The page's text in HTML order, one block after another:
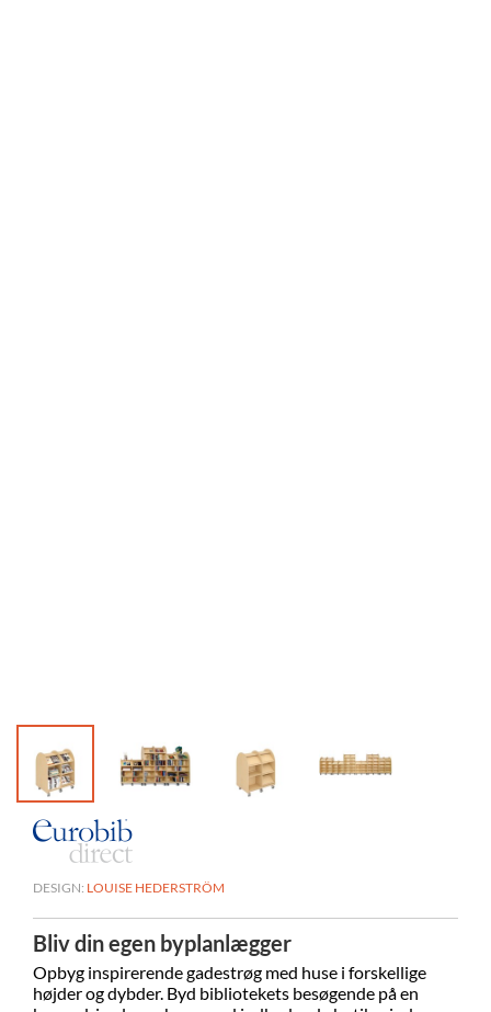
DESIGN: LOUISE HEDERSTRÖM
Bliv din egen byplanlægger
Opbyg inspirerende gadestrøg med huse i forskellige
højder og dybder. Byd bibliotekets besøgende på en